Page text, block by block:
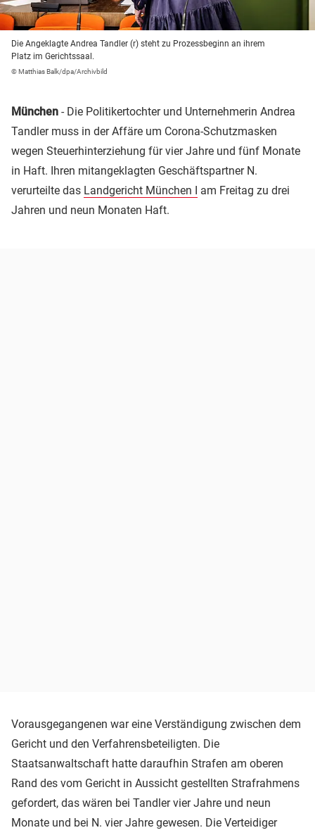
Die Angeklagte Andrea Tandler (r) steht zu Prozessbeginn an ihrem
Platz im Gerichtssaal.
© Matthias Balk/dpa/Archivbild
München - Die Politikertochter und Unternehmerin Andrea
Tandler muss in der Affäre um Corona-Schutzmasken
wegen Steuerhinterziehung für vier Jahre und fünf Monate
in Haft. Ihren mitangeklagten Geschäftspartner N.
verurteilte das Landgericht München I am Freitag zu drei
Jahren und neun Monaten Haft.
Vorausgegangenen war eine Verständigung zwischen dem
Gericht und den Verfahrensbeteiligten. Die
Staatsanwaltschaft hatte daraufhin Strafen am oberen
Rand des vom Gericht in Aussicht gestellten Strafrahmens
gefordert, das wären bei Tandler vier Jahre und neun
Monate und bei N. vier Jahre gewesen. Die Verteidiger